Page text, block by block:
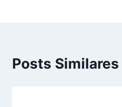
Posts Similares